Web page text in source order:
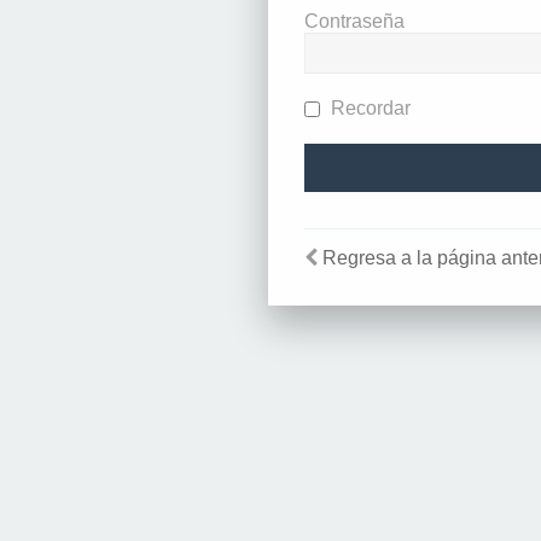
Contraseña
Recordar
Regresa a la página